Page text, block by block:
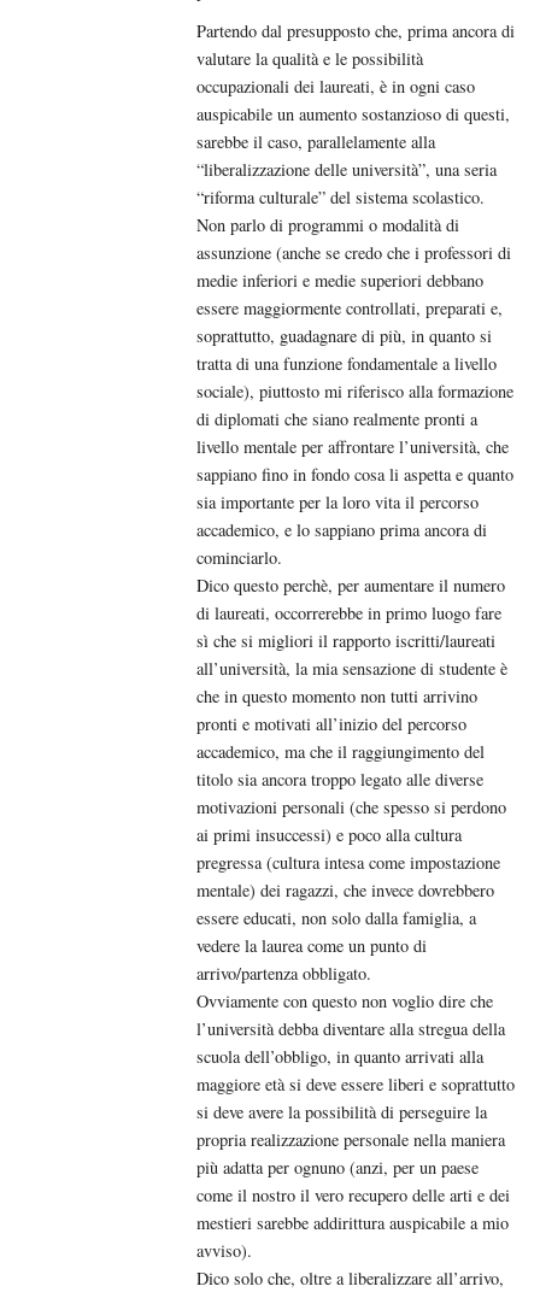
Partendo dal presupposto che, prima ancora di
valutare la qualità e le possibilità
occupazionali dei laureati, è in ogni caso
auspicabile un aumento sostanzioso di questi,
sarebbe il caso, parallelamente alla
“liberalizzazione delle università”, una seria
“riforma culturale” del sistema scolastico.
Non parlo di programmi o modalità di
assunzione (anche se credo che i professori di
medie inferiori e medie superiori debbano
essere maggiormente controllati, preparati e,
soprattutto, guadagnare di più, in quanto si
tratta di una funzione fondamentale a livello
sociale), piuttosto mi riferisco alla formazione
di diplomati che siano realmente pronti a
livello mentale per affrontare l’università, che
sappiano fino in fondo cosa li aspetta e quanto
sia importante per la loro vita il percorso
accademico, e lo sappiano prima ancora di
cominciarlo.
Dico questo perchè, per aumentare il numero
di laureati, occorrerebbe in primo luogo fare
sì che si migliori il rapporto iscritti/laureati
all’università, la mia sensazione di studente è
che in questo momento non tutti arrivino
pronti e motivati all’inizio del percorso
accademico, ma che il raggiungimento del
titolo sia ancora troppo legato alle diverse
motivazioni personali (che spesso si perdono
ai primi insuccessi) e poco alla cultura
pregressa (cultura intesa come impostazione
mentale) dei ragazzi, che invece dovrebbero
essere educati, non solo dalla famiglia, a
vedere la laurea come un punto di
arrivo/partenza obbligato.
Ovviamente con questo non voglio dire che
l’università debba diventare alla stregua della
scuola dell’obbligo, in quanto arrivati alla
maggiore età si deve essere liberi e soprattutto
si deve avere la possibilità di perseguire la
propria realizzazione personale nella maniera
più adatta per ognuno (anzi, per un paese
come il nostro il vero recupero delle arti e dei
mestieri sarebbe addirittura auspicabile a mio
avviso).
Dico solo che, oltre a liberalizzare all’arrivo,